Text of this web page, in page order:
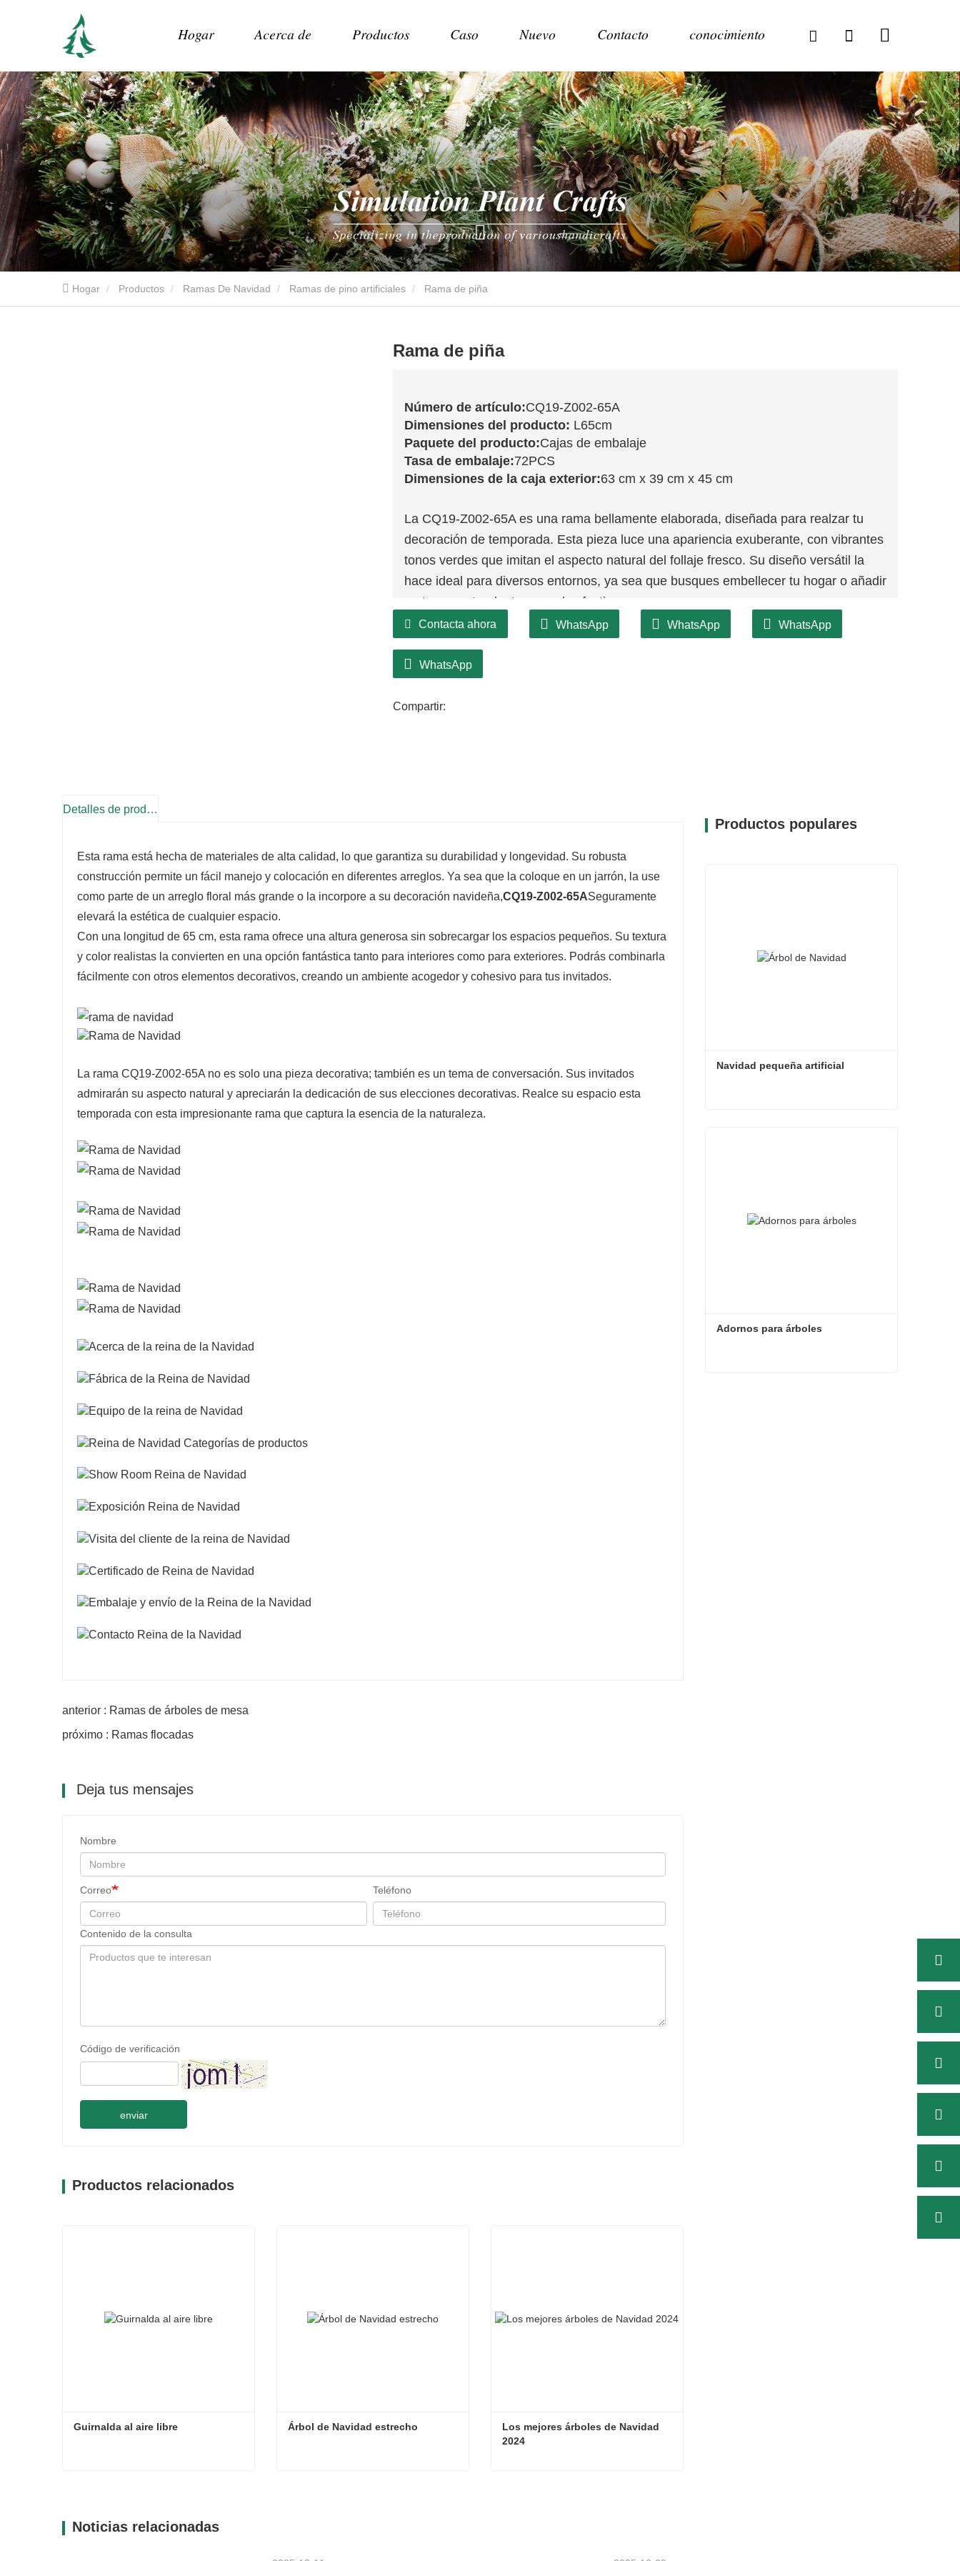
Hogar Acerca de Productos Caso Nuevo Contacto conocimiento
Hogar Productos Ramas De Navidad Ramas de pino artificiales Rama de piña
Rama de piña
Número de artículo:CQ19-Z002-65A
Dimensiones del producto: L65cm
Paquete del producto:Cajas de embalaje
Tasa de embalaje:72PCS
Dimensiones de la caja exterior:63 cm x 39 cm x 45 cm
La CQ19-Z002-65A es una rama bellamente elaborada, diseñada para realzar tu
decoración de temporada. Esta pieza luce una apariencia exuberante, con vibrantes
tonos verdes que imitan el aspecto natural del follaje fresco. Su diseño versátil la
hace ideal para diversos entornos, ya sea que busques embellecer tu hogar o añadir
un toque natural a tus arreglos festivos.
Contacta ahora WhatsApp WhatsApp WhatsApp
WhatsApp
Compartir:
Detalles de producto
Esta rama está hecha de materiales de alta calidad, lo que garantiza su durabilidad y longevidad. Su robusta
construcción permite un fácil manejo y colocación en diferentes arreglos. Ya sea que la coloque en un jarrón, la use
como parte de un arreglo floral más grande o la incorpore a su decoración navideña,CQ19-Z002-65ASeguramente
elevará la estética de cualquier espacio.
Con una longitud de 65 cm, esta rama ofrece una altura generosa sin sobrecargar los espacios pequeños. Su textura
y color realistas la convierten en una opción fantástica tanto para interiores como para exteriores. Podrás combinarla
fácilmente con otros elementos decorativos, creando un ambiente acogedor y cohesivo para tus invitados.
La rama CQ19-Z002-65A no es solo una pieza decorativa; también es un tema de conversación. Sus invitados
admirarán su aspecto natural y apreciarán la dedicación de sus elecciones decorativas. Realce su espacio esta
temporada con esta impresionante rama que captura la esencia de la naturaleza.
anterior : Ramas de árboles de mesa
próximo : Ramas flocadas
Deja tus mensajes
Nombre
Correo Teléfono
Contenido de la consulta
Código de verificación
enviar
Productos relacionados
Guirnalda al aire libre Árbol de Navidad estrecho
Los mejores árboles de Navidad
2024
Noticias relacionadas
Productos populares
Navidad pequeña artificial
Adornos para árboles